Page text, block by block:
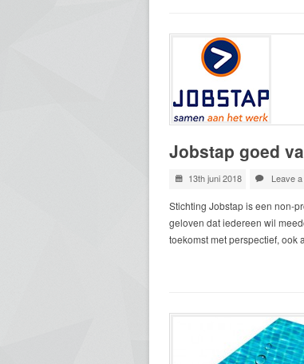
Jobstap goed
13th juni 2018 Leave
Stichting Jobstap is een non-
geloven dat iedereen wil
toekomst met perspectief,